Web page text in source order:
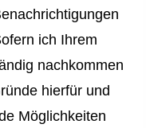
ich Ihrem
nachkommen
hierfür und
Möglichkeiten